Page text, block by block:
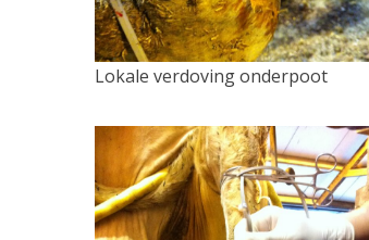
Lokale verdoving onderpoot